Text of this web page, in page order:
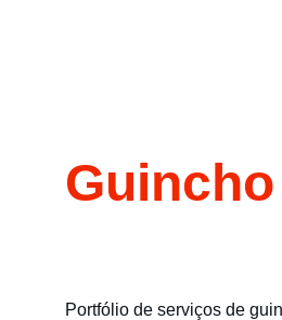
Portfólio de serviços de